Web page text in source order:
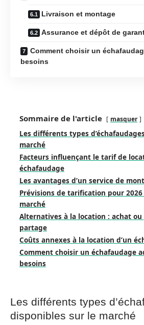
Livraison et montage
Assurance et dépôt de
Comment choisir un
besoins
Sommaire de l'article masquer
Les différents types
marché
Facteurs influençant le tarif de
échafaudage
Les avantages d’un service de
Prévisions de tarification pour
marché
Alternatives à la location : achat
partage
Coûts annexes à la location d’un
Comment choisir un échafaudage
besoins
Les différents types
disponibles sur le marché